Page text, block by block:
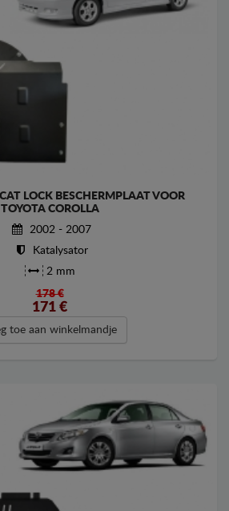
LOCK BESCHERMPLAAT VOOR
TOYOTA COROLLA
2002 - 2007
Katalysator
2 mm
178 €
171 €
toe aan winkelmandje